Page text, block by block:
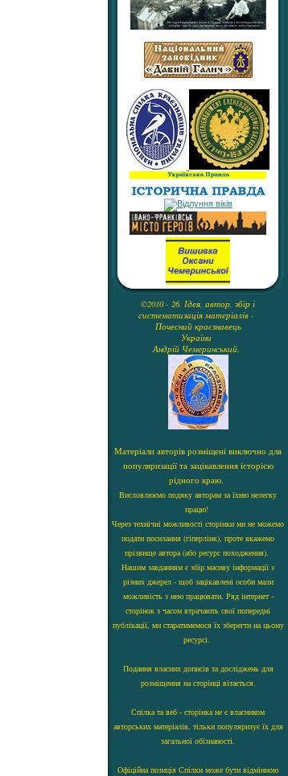
©2010 - 26. Ідея, автор, збір і
систематизація матеріалів -
Почесний краєзнавець
України
Андрій Чемеринський.
Матеріали авторів розміщені виключно для
популяризації та зацікавлення історією
рідного краю.
Висловлюємо подяку авторам за їхню нелегку
працю!
Через технічні можливості сторінки ми не можемо
подати посилання (гіперлінк), проте вкажемо
прізвище автора (або ресурс походження).
Нашим завданням є збір масиву інформації з
різних джерел - щоб зацікавлені особи мали
можливість з нею працювати. Ряд інтернет -
сторінок з часом втрачають свої попередні
публікації, ми старатимемося їх зберегти на цьому
ресурсі.
Подання власних дописів та досліджень для
розміщення на сторінці вітається.
Спілка та веб - сторінка не є власником
авторських матеріалів, тільки популяризує їх для
загальної обізнаності.
Офіційна позиція Спілки може бути відмінною